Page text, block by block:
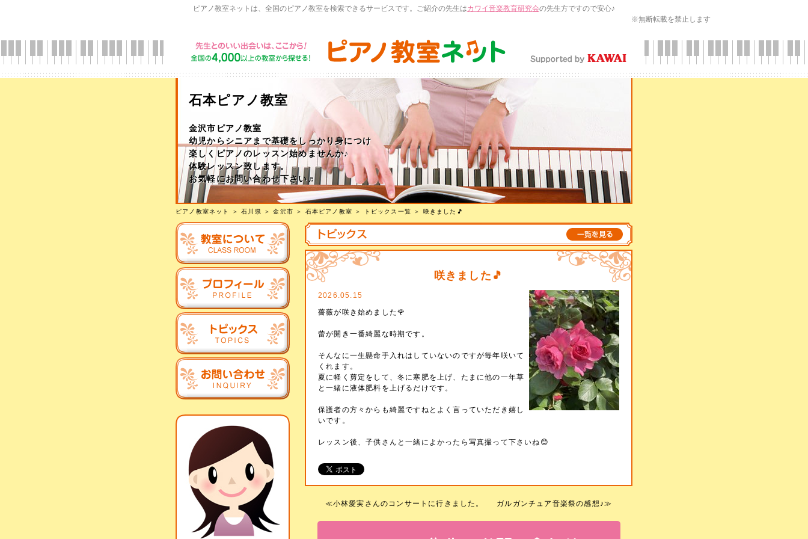
ピアノ教室ネットは、全国のピアノ教室を検索できるサービスです。ご紹介の先生はカワイ音楽教育研究会の先生方ですので安心♪
※無断転載を禁止します
石本ピアノ教室
金沢市ピアノ教室
幼児からシニアまで基礎をしっかり身につけ
楽しくピアノのレッスン始めませんか♪
体験レッスン致します。
お気軽にお問い合わせ下さい♬
ピアノ教室ネット ＞石川県 ＞金沢市 ＞ 石本ピアノ教室 ＞ トピックス一覧 ＞ 咲きました🎵
咲きました🎵
2026.05.15
薔薇が咲き始めました🌹
蕾が開き一番綺麗な時期です。
そんなに一生懸命手入れはしていないのですが毎年咲いて
くれます。
夏に軽く剪定をして、冬に寒肥を上げ、たまに他の一年草
と一緒に液体肥料を上げるだけです。
保護者の方々からも綺麗ですねとよく言っていただき嬉し
いです。
レッスン後、子供さんと一緒によかったら写真撮って下さいね😊
≪小林愛実さんのコンサートに行きました。 ガルガンチュア音楽祭の感想♪≫